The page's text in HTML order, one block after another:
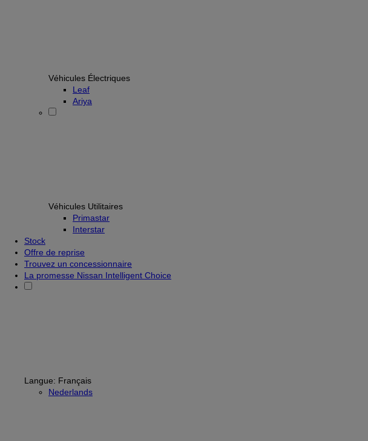
Véhicules Électriques
Leaf
Ariya
Véhicules Utilitaires
Primastar
Interstar
Stock
Offre de reprise
Trouvez un concessionnaire
La promesse Nissan Intelligent Choice
Langue: Français
Nederlands